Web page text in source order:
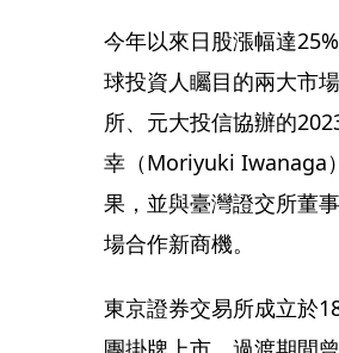
今年以來日股漲幅達
球投資人矚目的兩大市
所、元大投信協辦的
幸（Moriyuki Iwanaga
果，並與臺灣證交所董
場合作新商機。
東京證券交易所成立於